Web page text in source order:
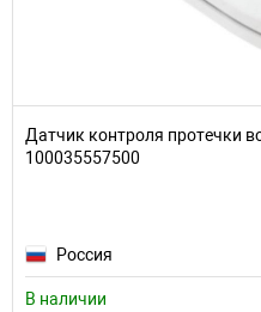
Датчик контроля протечки
100035557500
Россия
В наличии